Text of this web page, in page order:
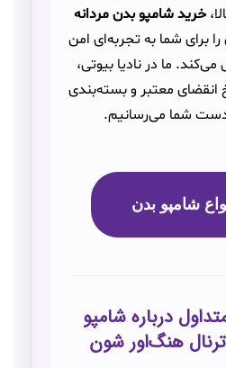
خرید شامپو بدن مردانه
را برای شما به تجربه‌ای امن
ما در نادیا بیوتی،
انقضای معتبر و بسته‌بندی
دست شما می‌رسانیم.
شامپو بدن
درباره شامپو
هنگ‌اور شون